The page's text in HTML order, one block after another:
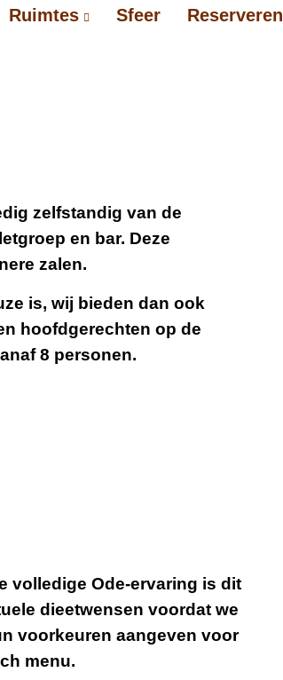
Ruimtes Sfeer
Reserveren
zelfstandig van de
en bar. Deze
zalen.
is, wij bieden dan ook
hoofdgerechten op de
8 personen.
volledige Ode-ervaring is dit
dieetwensen voordat we
voorkeuren aangeven voor
menu.